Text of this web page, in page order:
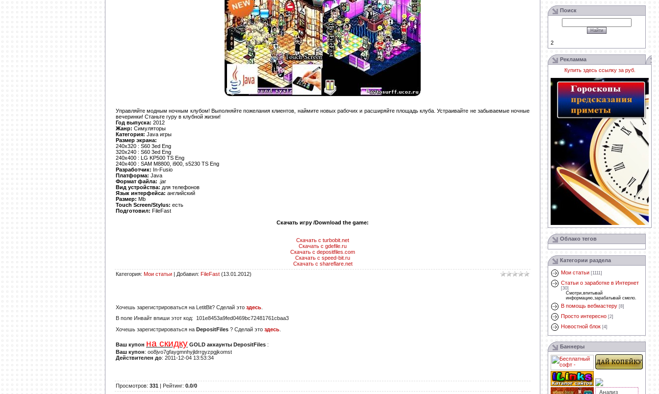
Управляйте модным ночным клубом! Выполняйте пожелания клиентов, наймите новых рабочих и расширяйте площадь клуба. Устраивайте не забываемые ночные
вечеринки! Станьте гуру в клубной жизни!
Год выпуска: 2012
Жанр: Симуляторы
Категория: Java игры
Размер экрана:
240x320 : S60 3ed Eng
320x240 : S60 3ed Eng
240x400 : LG KP500 TS Eng
240x400 : SAM M8800, i900, s5230 TS Eng
Разработчик: In-Fusio
Платформа: Java
Формат файла: .jar
Вид устройства: для телефонов
Язык интерфейса: английский
Размер: Mb
Touch Screen/Stylus: есть
Подготовил: FileFast
Скачать игру /Download the game:
Скачать с turbobit.net
Скачать с gdefile.ru
Скачать с depositfiles.com
Скачать с speed-bit.ru
Скачать с shareflare.net
Категория: Мои статьи | Добавил: FileFast (13.01.2012)
Хочешь зарегистрироваться на LetitBit? Сделай это здесь
В поле Инвайт впиши этот код: 101e8453a9fed0469bc72481761cbaa3
Хочешь зарегистрироваться на DepositFiles ? Сделай это здесь
Ваш купон на скидку GOLD аккаунты DepositFiles :
Ваш купон: oo8jvo7gfaygmnhyjldrrgyzpgjkomst
Действителен до: 2011-12-04 13:53:34
Просмотров: 331 | Рейтинг: 0.0/0
Поиск
2
Рекламма
Купить здесь ссылку за руб.
Облако тегов
Категории раздела
Мои статьи [1111]
Статьи о заработке в Интернет
[30]
Смотри,впитывай
информацию,зарабатывай смело.
В помощь вебмастеру [8]
Просто интересно [2]
Новостной блок [4]
Баннеры